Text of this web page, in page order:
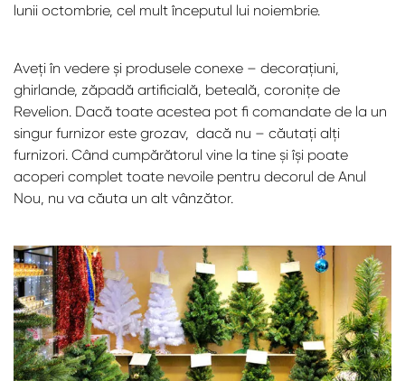
lunii octombrie, cel mult începutul lui noiembrie.
Aveți în vedere și produsele conexe – decorațiuni,
ghirlande, zăpadă artificială, beteală, coronițe de
Revelion. Dacă toate acestea pot fi comandate de la un
singur furnizor este grozav, dacă nu – căutați alți
furnizori. Când cumpărătorul vine la tine și își poate
acoperi complet toate nevoile pentru decorul de Anul
Nou, nu va căuta un alt vânzător.